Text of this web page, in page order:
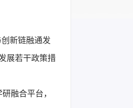
新链融通发
展若干政策措
融合平台，